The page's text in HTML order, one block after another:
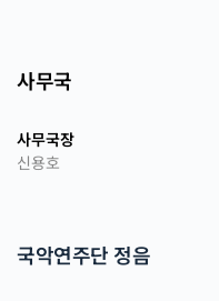
사무국
사무국장
신용호
국악연주단 정음